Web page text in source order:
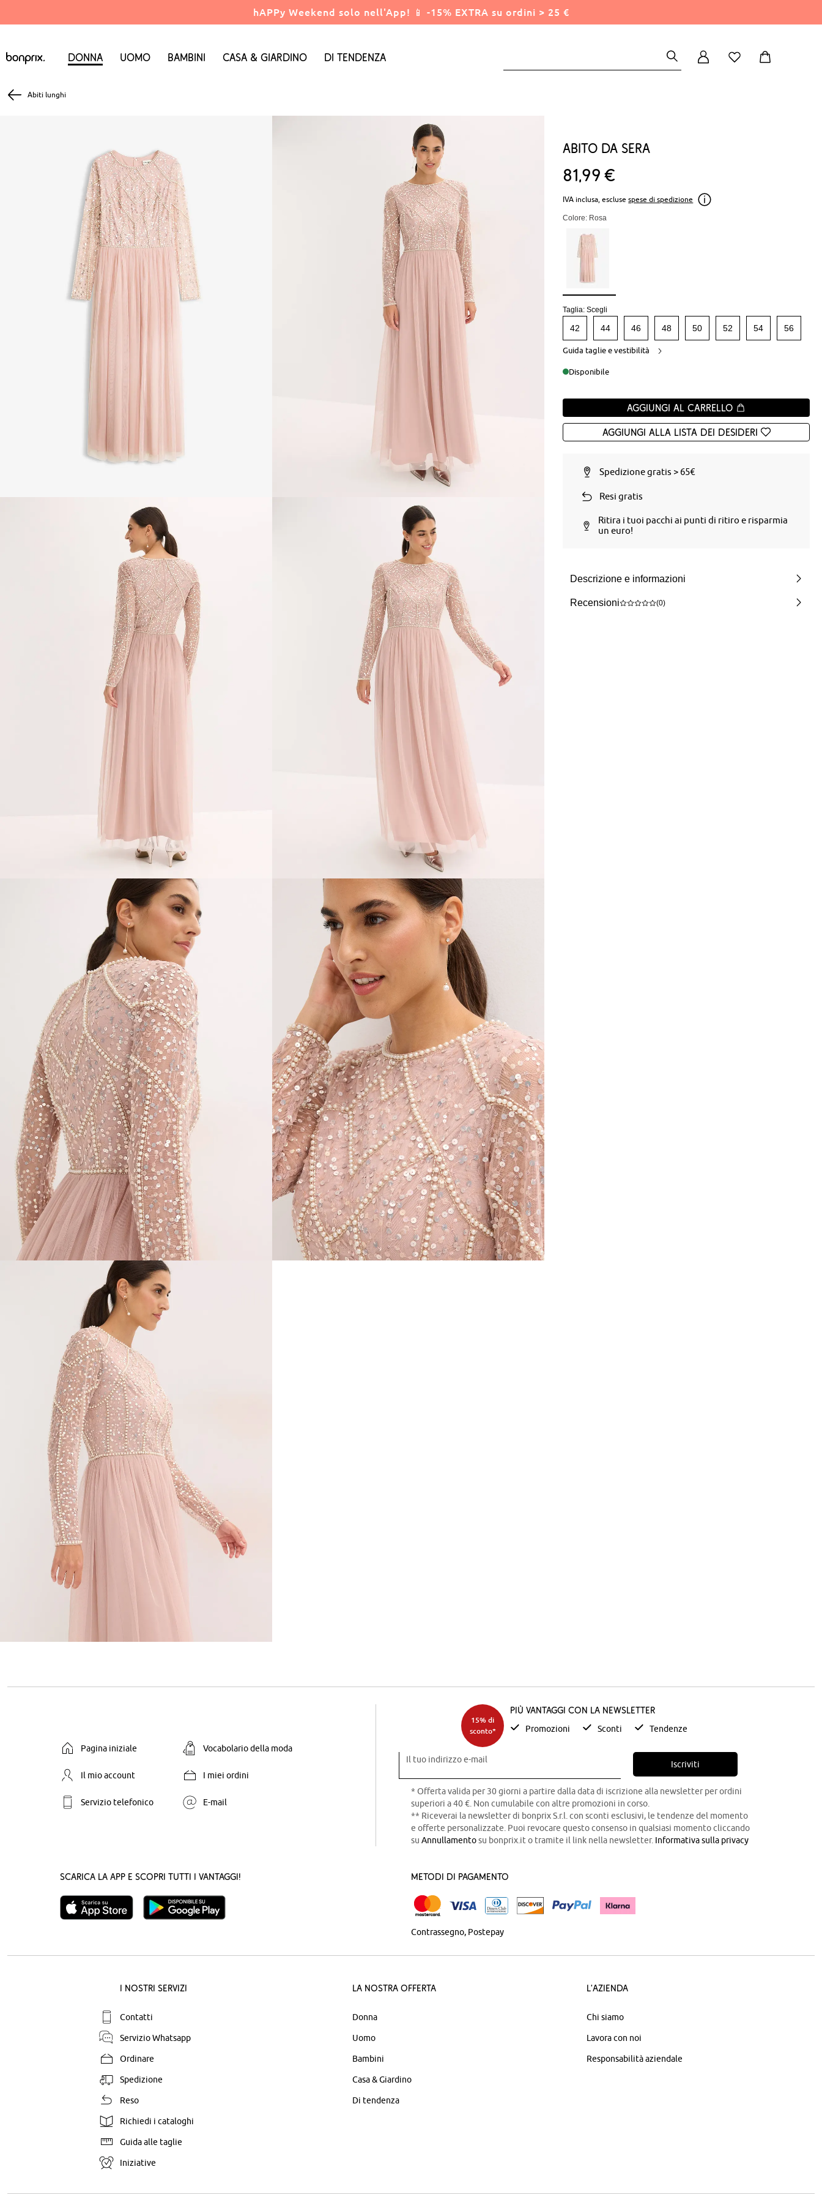
hAPPy Weekend solo nell'App! 📱 -15% EXTRA su ordini > 25 €
Donna Uomo Bambini Casa & Giardino Di tendenza
Abiti lunghi
Abito da sera
81 99 €
IVA inclusa, escluse spese di spedizione
Colore: Rosa
Taglia:Scegli
42 44 46 48 50 52 54 56
Guida taglie e vestibilità
Disponibile
Aggiungi al carrello
Aggiungi alla Lista dei desideri
Spedizione gratis > 65€
Resi gratis
Ritira i tuoi pacchi ai punti di ritiro e risparmia
un euro!
Descrizione e informazioni
Recensioni (0)
Pagina iniziale Vocabolario della moda
Il mio account I miei ordini
Servizio telefonico E-mail
15% di
sconto*
Più vantaggi con la newsletter
Promozioni Sconti Tendenze
Il tuo indirizzo e-mail Iscriviti
* Offerta valida per 30 giorni a partire dalla data di iscrizione alla newsletter per ordini
superiori a 40 €. Non cumulabile con altre promozioni in corso.
** Riceverai la newsletter di bonprix S.r.l. con sconti esclusivi, le tendenze del momento
e offerte personalizzate. Puoi revocare questo consenso in qualsiasi momento cliccando
su Annullamentosu bonprix.it o tramite il link nella newsletter. Informativa sulla privacy
Scarica la App e scopri tutti i vantaggi! Metodi di pagamento
Contrassegno Postepay
I nostri servizi
Contatti
Servizio Whatsapp
Ordinare
Spedizione
Reso
Richiedi i cataloghi
Guida alle taglie
Iniziative
La nostra offerta
Donna
Uomo
Bambini
Casa & Giardino
Di tendenza
L'azienda
Chi siamo
Lavora con noi
Responsabilità aziendale